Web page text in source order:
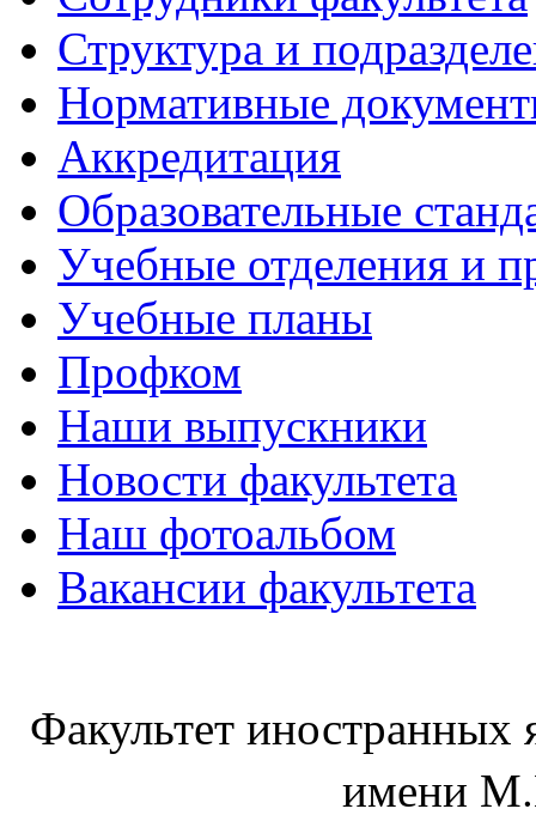
Структура и
Нормативные
Аккредитация
Образовательные
Учебные отделения и
Учебные планы
Профком
Наши выпускники
Новости факультета
Наш фотоальбом
Вакансии факультета
Факультет
имени